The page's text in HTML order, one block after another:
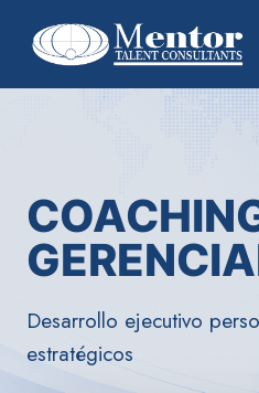
Desarrollo ejecutivo
estratégicos